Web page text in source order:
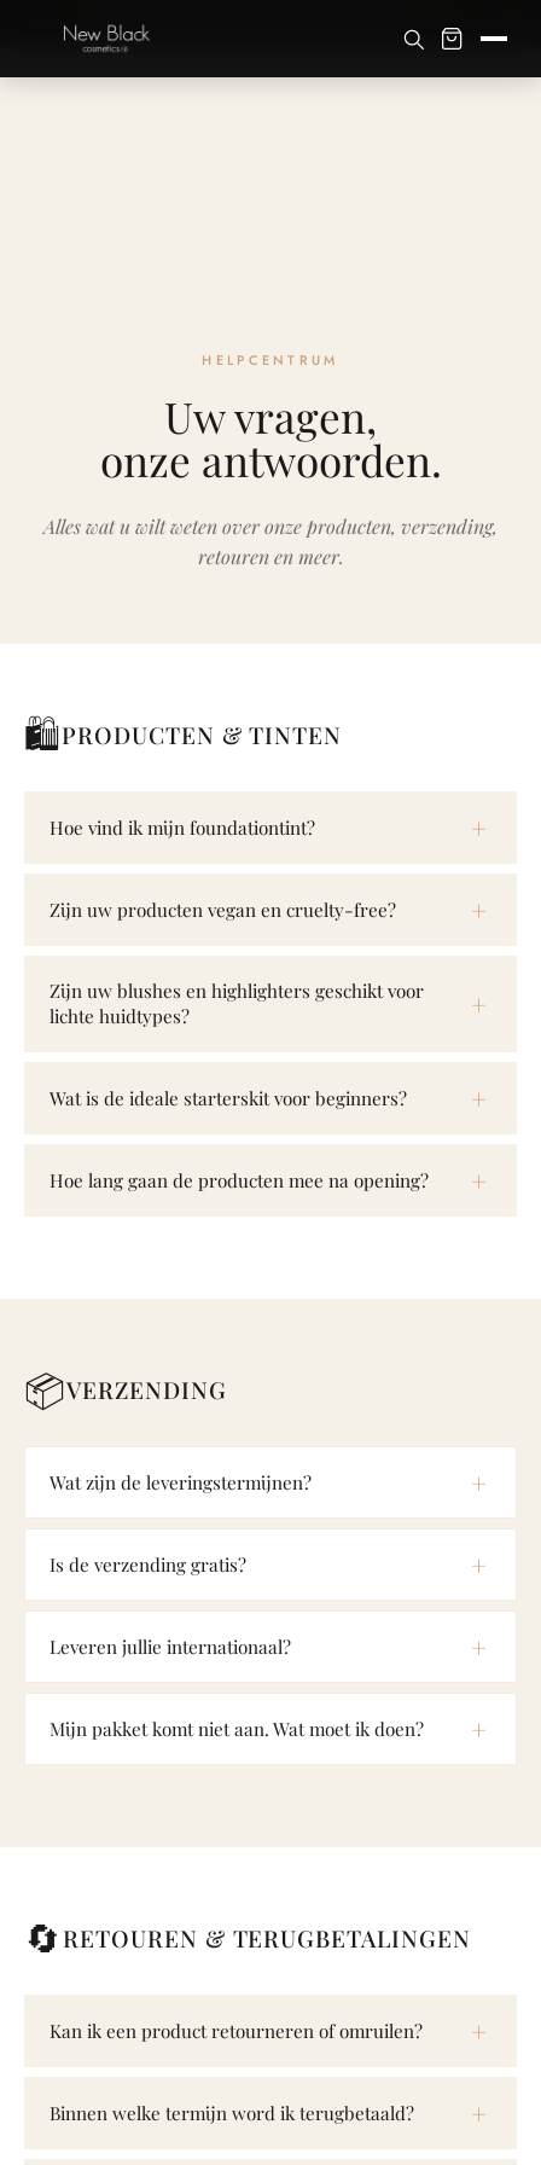
💄 Ontdek onze
HELPCENTRUM
Uw vragen,
onze antwoorden.
Alles wat u wilt weten over onze producten, verzending,
retouren en meer.
🛍PRODUCTEN & TINTEN
Hoe vind ik mijn foundationtint?
Zijn uw producten vegan en cruelty-free?
Zijn uw blushes en highlighters geschikt voor
lichte huidtypes?
Wat is de ideale starterskit voor beginners?
Hoe lang gaan de producten mee na opening?
📦VERZENDING
Wat zijn de leveringstermijnen?
Is de verzending gratis?
Leveren jullie internationaal?
Mijn pakket komt niet aan. Wat moet ik doen?
🔄 RETOUREN & TERUGBETALINGEN
Kan ik een product retourneren of omruilen?
Binnen welke termijn word ik terugbetaald?